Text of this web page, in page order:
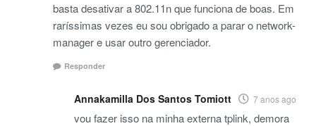
basta desativar a 802.11n que funciona de boas. Em
raríssimas vezes eu sou obrigado a parar o network-
manager e usar outro gerenciador.
Responder
Annakamilla Dos Santos Tomiott 7 anos ago
vou fazer isso na minha externa tplink, demora